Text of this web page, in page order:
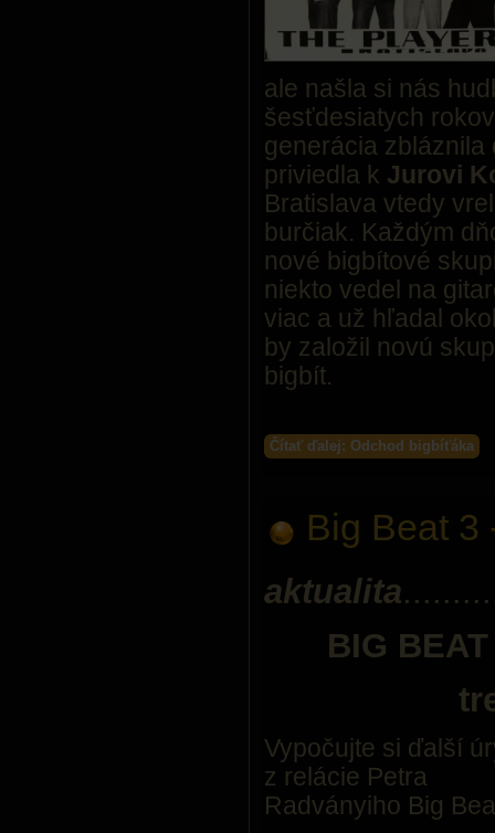
ale našla si nás
šesťdesiatych
generácia zbláznila
priviedla k Jurovi
Bratislava vtedy
burčiak. Každým
nové bigbítové
niekto vedel na
viac a už hľadal
by založil novú
bigbít.
Čítať ďalej: Odchod bigbíťáka
Big Beat 3
aktualita
BIG
Vypočujte si ďalší
z relácie Petra
Radványiho Big